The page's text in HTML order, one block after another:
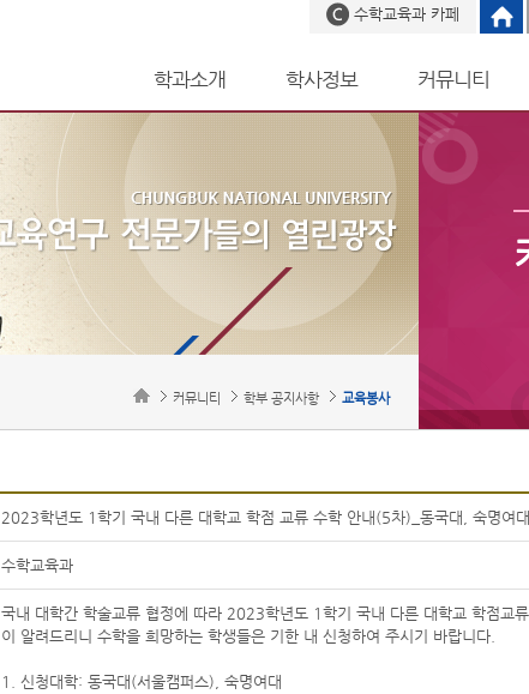
수학교육과 카페
학과소개 학사정보 커뮤니티
커뮤니티 학부 공지사항 교육봉사
2023학년도 1학기 국내 다른 대학교 학점 교류 수학 안내(5차)_동국대, 숙명여대
수학교육과
국내 대학간 학술교류 협정에 따라 2023학년도 1학기 국내 다른 대학교 학점교
이 알려드리니 수학을 희망하는 학생들은 기한 내 신청하여 주시기 바랍니다.
1. 신청대학: 동국대(서울캠퍼스), 숙명여대